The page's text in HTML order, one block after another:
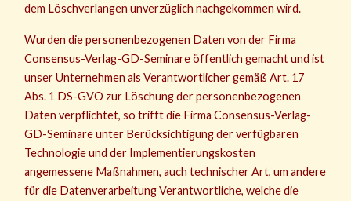
dem Löschverlangen unverzüglich nachgekommen wird.
Wurden die personenbezogenen Daten von der Firma
Consensus-Verlag-GD-Seminare öffentlich gemacht und ist
unser Unternehmen als Verantwortlicher gemäß Art. 17
Abs. 1 DS-GVO zur Löschung der personenbezogenen
Daten verpflichtet, so trifft die Firma Consensus-Verlag-
GD-Seminare unter Berücksichtigung der verfügbaren
Technologie und der Implementierungskosten
angemessene Maßnahmen, auch technischer Art, um andere
für die Datenverarbeitung Verantwortliche, welche die